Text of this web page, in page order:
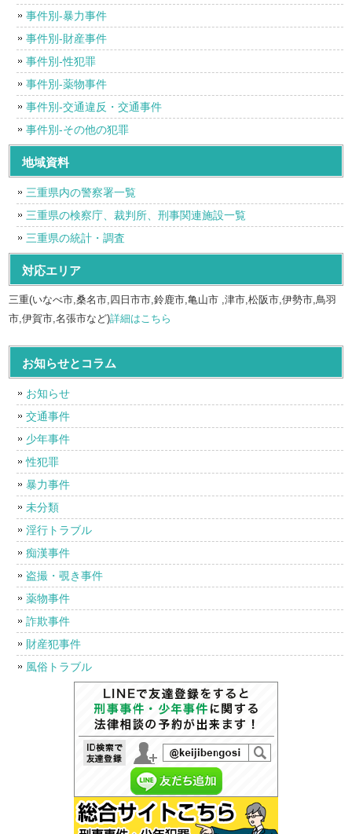
事件別-暴力事件
事件別-財産事件
事件別-性犯罪
事件別-薬物事件
事件別-交通違反・交通事件
事件別-その他の犯罪
地域資料
三重県内の警察署一覧
三重県の検察庁、裁判所、刑事関連施設一覧
三重県の統計・調査
対応エリア
三重(いなべ市,桑名市,四日市市,鈴鹿市,亀山市 ,津市,松阪市,伊勢市,鳥羽
市,伊賀市,名張市など)詳細はこちら
お知らせとコラム
お知らせ
交通事件
少年事件
性犯罪
暴力事件
未分類
淫行トラブル
痴漢事件
盗撮・覗き事件
薬物事件
詐欺事件
財産犯事件
風俗トラブル